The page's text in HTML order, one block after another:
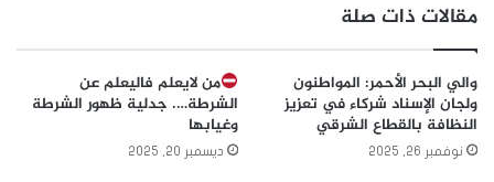
مقالات ذات صلة
والي البحر الأحمر: المواطنون
ولجان الإسناد شركاء في تعزيز
النظافة بالقطاع الشرقي
نوفمبر 26, 2025
من لايعلم فاليعلم عن
الشرطة…. جدلية ظهور الشرطة
وغيابها
ديسمبر 20, 2025